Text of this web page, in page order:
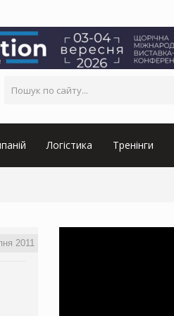
Логістика Тренінги
2011